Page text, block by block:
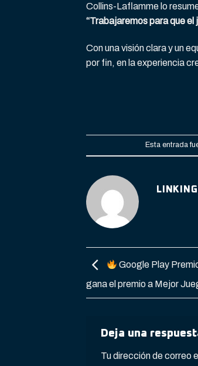
Collins-Laflamme lo
“Trabajaremos para que
Con una visión clara y un
por fin, en la experiencia
Esta entrada
Google Play
gana el premio a Mejor
Deja una
Tu dirección de correo